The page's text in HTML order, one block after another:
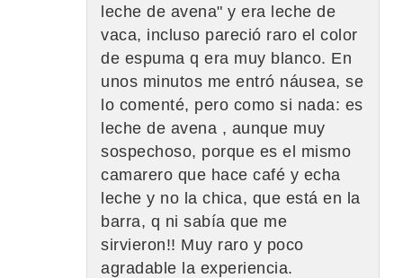
leche de avena" y era leche de
vaca, incluso pareció raro el color
de espuma q era muy blanco. En
unos minutos me entró náusea, se
lo comenté, pero como si nada: es
leche de avena , aunque muy
sospechoso, porque es el mismo
camarero que hace café y echa
leche y no la chica, que está en la
barra, q ni sabía que me
sirvieron!! Muy raro y poco
agradable la experiencia.